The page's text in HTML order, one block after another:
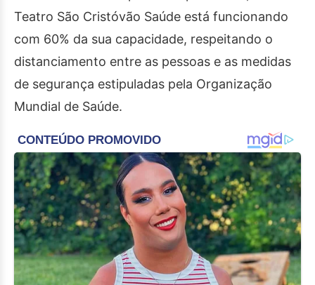
Teatro São Cristóvão Saúde está funcionando
com 60% da sua capacidade, respeitando o
distanciamento entre as pessoas e as medidas
de segurança estipuladas pela Organização
Mundial de Saúde.